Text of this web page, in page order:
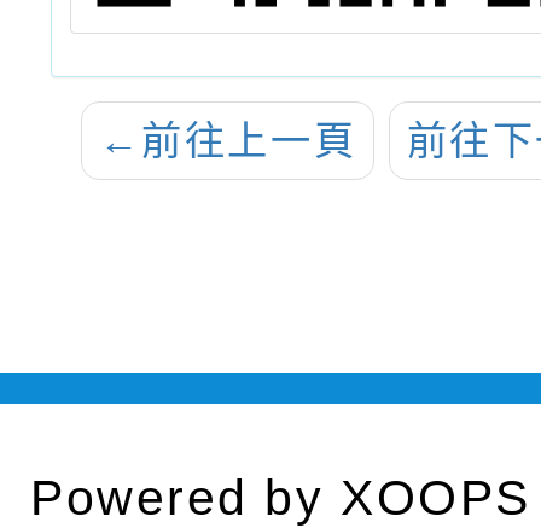
← 前往上一頁 前往
Powered by XOOPS